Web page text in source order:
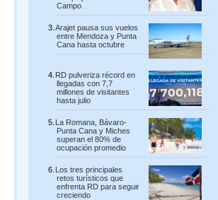
Campo
Arajet pausa sus vuelos
entre Mendoza y Punta
Cana hasta octubre
RD pulveriza récord en
llegadas con 7,7
millones de visitantes
hasta julio
La Romana, Bávaro-
Punta Cana y Miches
superan el 80% de
ocupación promedio
Los tres principales
retos turísticos que
enfrenta RD para seguir
creciendo